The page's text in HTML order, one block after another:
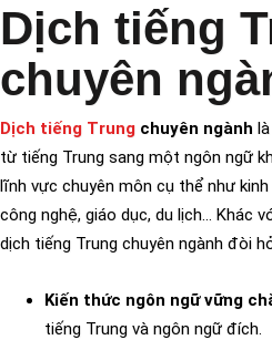
Dịch tiếng
chuyên
Dịch tiếng Trung chuyên ngành
từ tiếng Trung sang một ngôn ngữ
lĩnh vực chuyên môn cụ thể như
công nghệ, giáo dục, du lịch… Khác
dịch tiếng Trung chuyên ngành đòi
Kiến thức ngôn ngữ vững
tiếng Trung và ngôn ngữ đích.